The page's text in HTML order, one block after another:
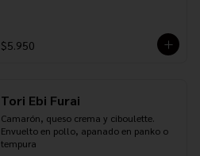
$5.950
Tori Ebi Furai
Camarón, queso crema y ciboulette.
Envuelto en pollo, apanado en panko o
tempura